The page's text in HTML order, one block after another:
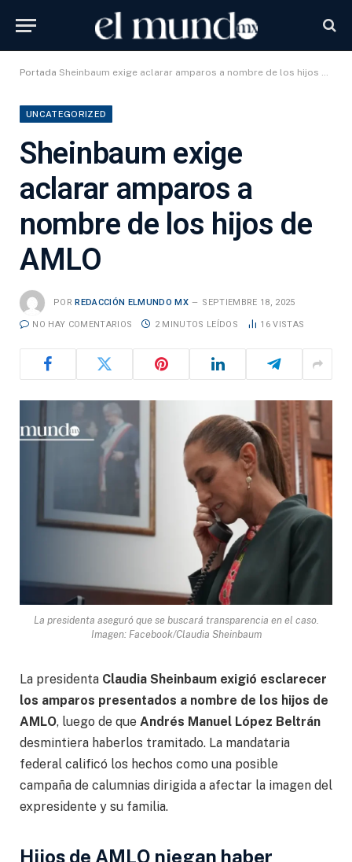
Portada Sheinbaum exige aclarar amparos a nombre de los hijos de AMLO
UNCATEGORIZED
Sheinbaum exige
aclarar amparos a
nombre de los hijos de
AMLO
POR REDACCIÓN ELMUNDO MX SEPTIEMBRE 18, 2025
NO HAY COMENTARIOS 2 MINUTOS LEÍDOS 16VISTAS
La presidenta aseguró que se buscará transparencia en el caso.
Imagen: Facebook/Claudia Sheinbaum
La presidenta Claudia Sheinbaum exigió esclarecer
los amparos presentados a nombre de los hijos de
AMLO, luego de que Andrés Manuel López Beltrán
desmintiera haberlos tramitado. La mandataria
federal calificó los hechos como una posible
campaña de calumnias dirigida a afectar la imagen del
expresidente y su familia.
Hijos de AMLO niegan haber